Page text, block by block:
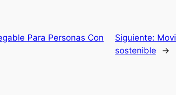
Para Personas Con
Siguiente:
sostenible
→